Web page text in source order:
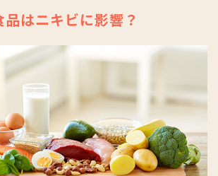
はニキビに影響？